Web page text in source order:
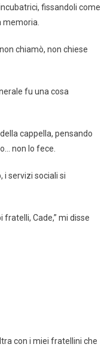
fissandoli come
chiamò, non chiese
fu una cosa
cappella, pensando
non lo fece.
i servizi sociali si
fratelli, Cade,” mi disse
con i miei fratellini che